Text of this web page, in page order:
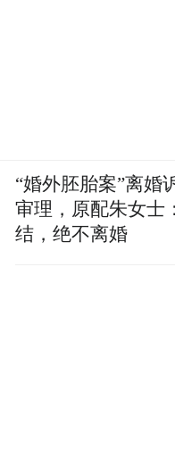
“婚外胚胎案”离婚
审理，原配朱女士
结，绝不离婚